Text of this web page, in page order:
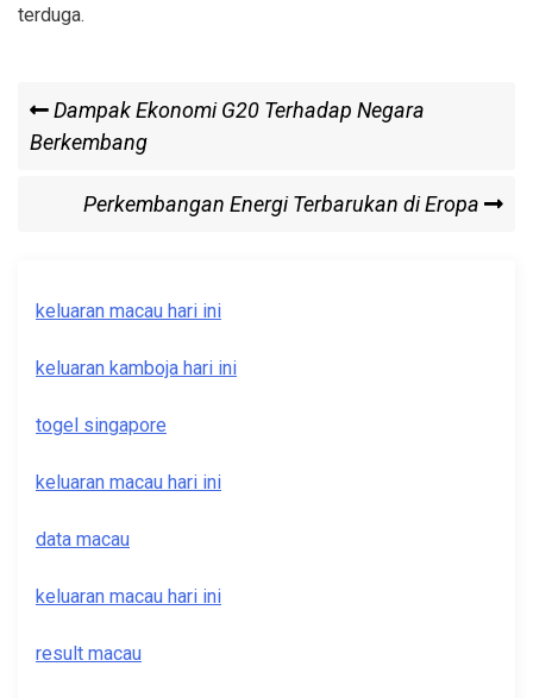
terduga.
Post
navigation
Previous
Post
Dampak Ekonomi G20 Terhadap Negara
Berkembang
Perkembangan Energi Terbarukan di Eropa
keluaran macau hari ini
keluaran kamboja hari ini
togel singapore
keluaran macau hari ini
data macau
keluaran macau hari ini
result macau